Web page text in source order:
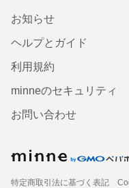
お知らせ
ヘルプとガイド
利用規約
minneのセキュリティ
お問い合わせ
特定商取引法に基づく表記